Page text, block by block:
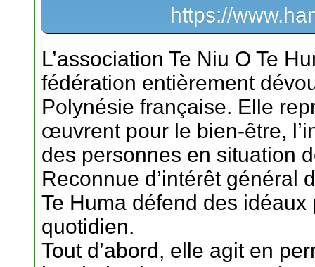
https://
L’association Te Niu O Te
fédération entièrement
Polynésie française. Elle
œuvrent pour le bien-être,
des personnes en situation
Reconnue d’intérêt général
Te Huma défend des
quotidien.
Tout d’abord, elle agit en